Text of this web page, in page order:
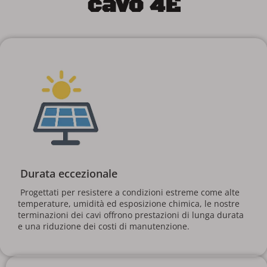
da un team di ingegneri con oltre 15 anni di
materiale per accessori per cavi fino a 400kV ed è
Collaborando con i principali produttori di cavi, 4E
svolge un ruolo chiave nella produzione di
accessori medi, alti e ad altissima tensione.
supporta lo sviluppo di accessori via cavo
efficienti e di alta qualità, aiutando i clienti a
scalare le loro operazioni e ad soddisfare la
Visualizza di più
Durata eccezionale
temperature, umidità ed esposizione chimica, le nostre
terminazioni dei cavi offrono prestazioni di lunga durata
e una riduzione dei costi di manutenzione.